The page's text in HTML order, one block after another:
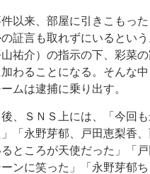
以来、部屋に引きこもっ
の証言も取れずにいるとい
祐介）の指示の下、彩菜
わることになる。そんな
ムは逮捕に乗り出す。
、ＳＮＳ上には、「今回
「永野芽郁、戸田恵梨香
ところが天使だった」「
ンに笑った」「永野芽郁